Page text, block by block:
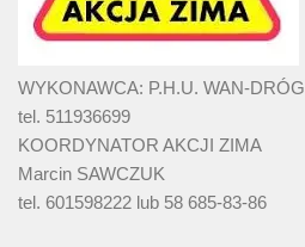
WYKONAWCA: P.H.U. WAN-DRÓG
tel. 511936699
KOORDYNATOR AKCJI ZIMA
Marcin SAWCZUK
tel. 601598222 lub 58 685-83-86